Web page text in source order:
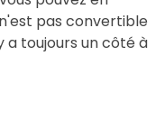
pas convertible
a toujours un côté à